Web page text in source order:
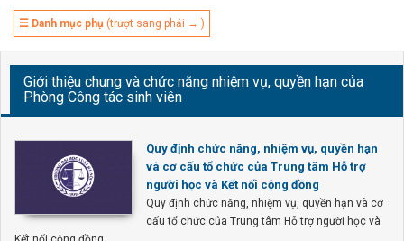
☰ Danh mục phụ (trượt sang phải → )
Giới thiệu chung và chức năng nhiệm vụ, quyền hạn của
Phòng Công tác sinh viên
Quy định chức năng, nhiệm vụ, quyền hạn
và cơ cấu tổ chức của Trung tâm Hỗ trợ
người học và Kết nối cộng đồng
Quy định chức năng, nhiệm vụ, quyền hạn và cơ
cấu tổ chức của Trung tâm Hỗ trợ người học và